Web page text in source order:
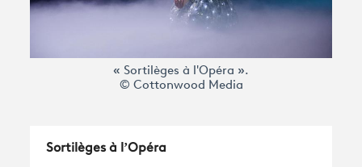
« Sortilèges à l'Opéra ».
© Cottonwood Media
Sortilèges à l’Opéra